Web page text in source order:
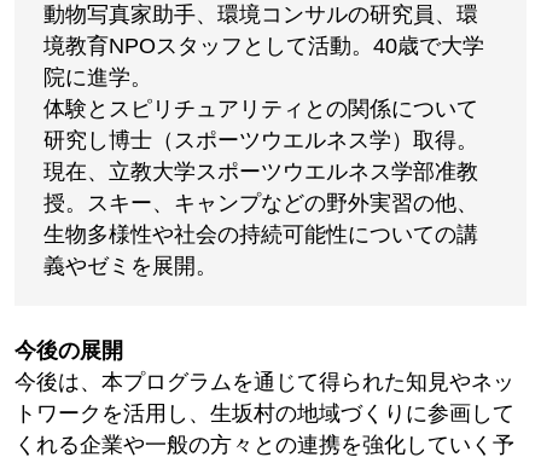
動物写真家助手、環境コンサルの研究員、環
境教育NPOスタッフとして活動。40歳で大学
院に進学。
体験とスピリチュアリティとの関係について
研究し博士（スポーツウエルネス学）取得。
現在、立教大学スポーツウエルネス学部准教
授。スキー、キャンプなどの野外実習の他、
生物多様性や社会の持続可能性についての講
義やゼミを展開。
今後の展開
今後は、本プログラムを通じて得られた知見やネッ
トワークを活用し、生坂村の地域づくりに参画して
くれる企業や一般の方々との連携を強化していく予